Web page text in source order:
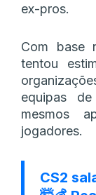
ex-pros.
Com base
tentou
equipas
mesmos
jogadores.
CS2